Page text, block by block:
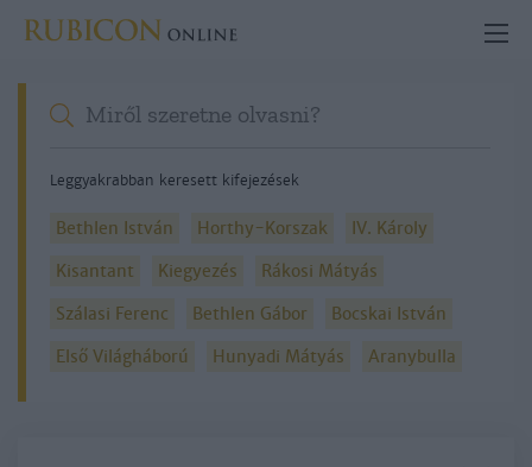
Leggyakrabban keresett kifejezések
Bethlen István Horthy-Korszak
IV. Károly
Kisantant
Kiegyezés
Rákosi Mátyás
Szálasi Ferenc
Bethlen Gábor
Bocskai István
Első Világháború
Hunyadi Mátyás Aranybulla